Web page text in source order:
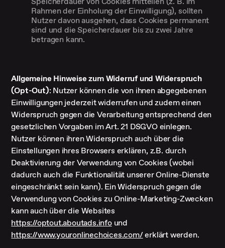
Rahmen der Einholung der Einwilligung), sollten
Nutzer davon ausgehen, dass Cookies permanent
sind und die Speicherdauer bis zu zwei Jahre
betragen kann.
Allgemeine Hinweise zum Widerruf und Widerspruch
(Opt-Out): Nutzer können die von ihnen abgegebenen
Einwilligungen jederzeit widerrufen und zudem einen
Widerspruch gegen die Verarbeitung entsprechend den
gesetzlichen Vorgaben im Art. 21 DSGVO einlegen.
Nutzer können ihren Widerspruch auch über die
Einstellungen ihres Browsers erklären, z.B. durch
Deaktivierung der Verwendung von Cookies (wobei
dadurch auch die Funktionalität unserer Online-Dienste
eingeschränkt sein kann). Ein Widerspruch gegen die
Verwendung von Cookies zu Online-Marketing-Zwecken
kann auch über die Websites
https://optout.aboutads.infound
https://www.youronlinechoices.com/erklärt werden.